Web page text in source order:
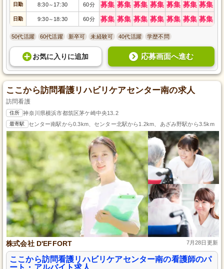
日勤 8:30～ 17:30 60分 募集 募集 募集 募集 募集 募集 募集
日勤 9:30～ 18:30 60分 募集 募集 募集 募集 募集 募集 募集
50代活躍 60代活躍 新卒可 未経験可 40代活躍 学歴不問
お気に入り に追加 応募画面へ進む
ここから訪問看護リハビリケアセンター南の求人
訪問看護
住所 神奈川県横浜市都筑区茅ケ崎中央13₋2
最寄駅 センター南駅から0.3km、センター北駅から1.2km、あざみ野駅から3.5km
株式会社 D'EFFORT 7月28日更新
ここから訪問看護リハビリケアセンター南の看護師のパ
ート・アルバイト求人